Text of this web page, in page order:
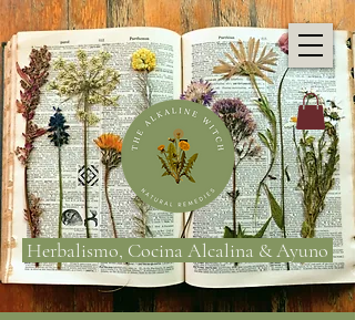
Herbalismo, Cocina Alcalina & Ayuno